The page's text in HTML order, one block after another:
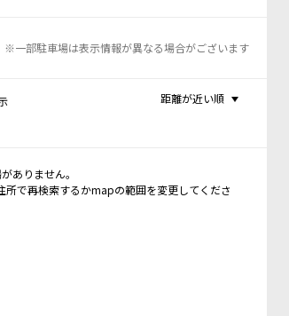
※一部駐車場は表示情報が異なる場合がございます
距離が近い順
ありません。
所で再検索するかmapの範囲を変更してくださ